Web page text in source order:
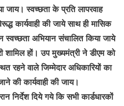
जाय। स्वच्छता के प्रति लापरवाह
कार्यवाही की जाये साथ ही मासिक
स्वच्छता अभियान संचालित किया जाये
शामिल हों। उप मुख्यमंत्री ने डीएम को
रहने वाले जिम्मेदार अधिकारियों का
की कार्यवाही की जाय।
निर्देश दिये गये कि सभी कार्डधारकों